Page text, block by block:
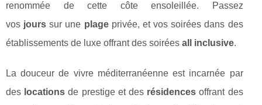
renommée de cette côte ensoleillée. Passez
vos jours sur une plageprivée, et vos soirées dans des
établissements de luxe offrant des soirées all inclusive.
La douceur de vivre méditerranéenne est incarnée par
des locations de prestige et des résidences offrant des